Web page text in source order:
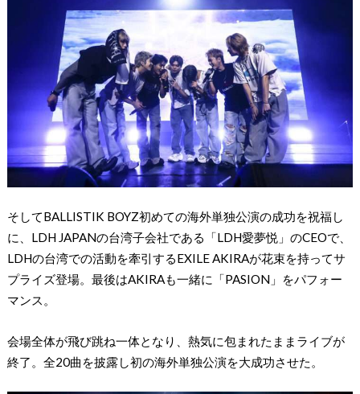
そしてBALLISTIK BOYZ初めての海外単独公演の成功を祝福し
に、LDH JAPANの台湾子会社である「LDH愛夢悦」のCEOで、
LDHの台湾での活動を牽引するEXILE AKIRAが花束を持ってサ
プライズ登場。最後はAKIRAも一緒に「PASION」をパフォー
マンス。
会場全体が飛び跳ね一体となり、熱気に包まれたままライブが
終了。全20曲を披露し初の海外単独公演を大成功させた。